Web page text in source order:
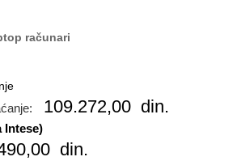
računari
109.272,00 din.
Intese)
din.